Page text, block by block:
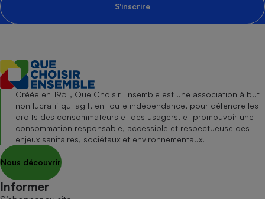
S'inscrire
Créée en 1951, Que Choisir Ensemble est une association à but
non lucratif qui agit, en toute indépendance, pour défendre les
droits des consommateurs et des usagers, et promouvoir une
consommation responsable, accessible et respectueuse des
enjeux sanitaires, sociétaux et environnementaux.
Nous découvrir
Informer